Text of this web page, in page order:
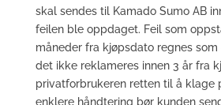
skal sendes til Kamado Sumo AB
feilen ble oppdaget. Feil som
måneder fra kjøpsdato regnes som
det ikke reklameres innen 3 år fra
privatforbrukeren retten til å klage
enklere håndtering bør kunden